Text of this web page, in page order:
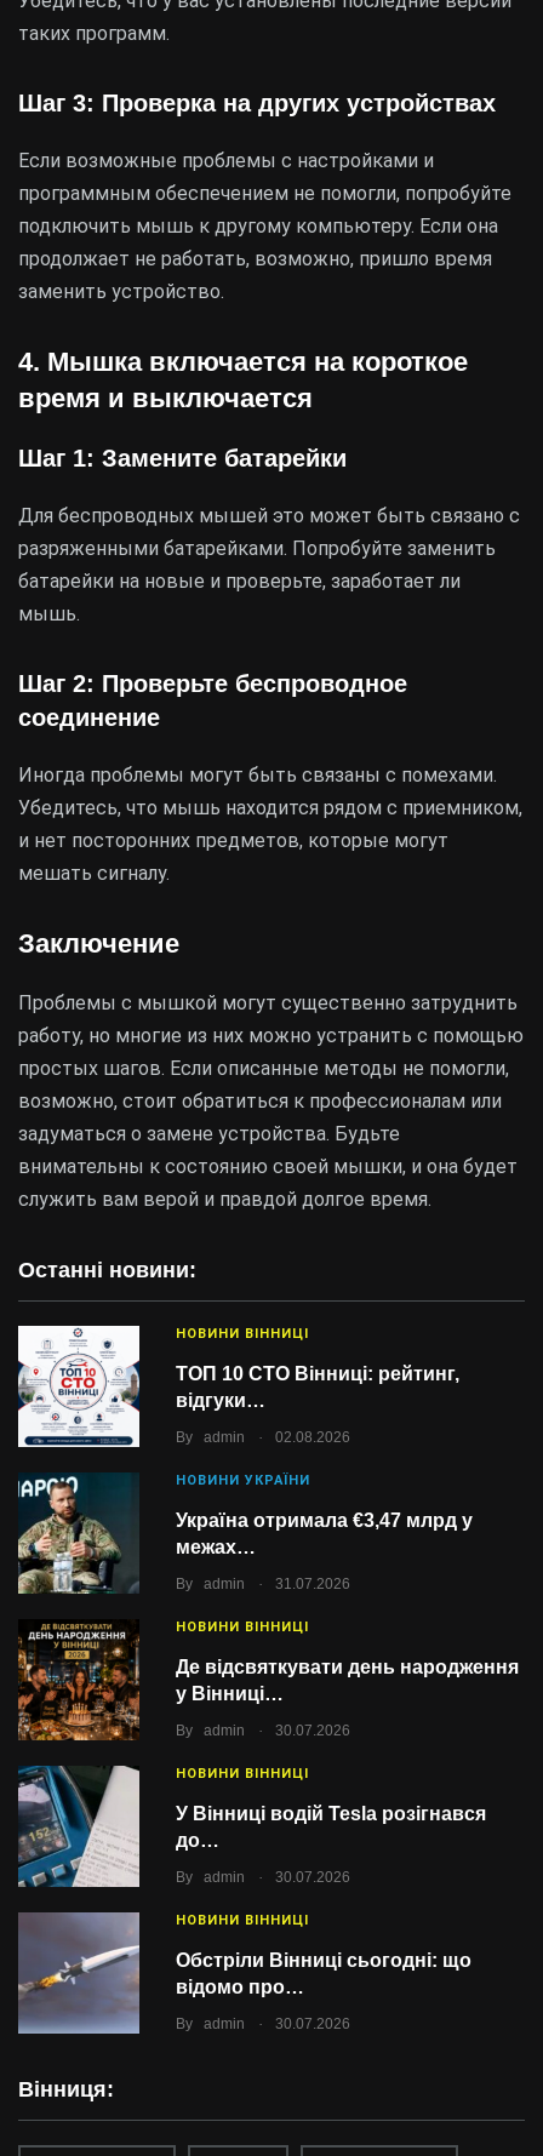
Останні новини:
НОВИНИ ВІННИЦІ
ТОП 10 СТО Вінниці: рейтинг,
відгуки…
By admin . 02.08.2026
НОВИНИ УКРАЇНИ
Україна отримала €3,47 млрд у
межах…
By admin . 31.07.2026
НОВИНИ ВІННИЦІ
Де відсвяткувати день народження
у Вінниці…
By admin . 30.07.2026
НОВИНИ ВІННИЦІ
У Вінниці водій Tesla розігнався
до…
By admin . 30.07.2026
НОВИНИ ВІННИЦІ
Обстріли Вінниці сьогодні: що
відомо про…
By admin . 30.07.2026
Вінниця:
таких программ.
Шаг 3: Проверка на других устройствах
Если возможные проблемы с настройками и
программным обеспечением не помогли, попробуйте
подключить мышь к другому компьютеру. Если она
продолжает не работать, возможно, пришло время
заменить устройство.
4. Мышка включается на короткое
время и выключается
Шаг 1: Замените батарейки
Для беспроводных мышей это может быть связано с
разряженными батарейками. Попробуйте заменить
батарейки на новые и проверьте, заработает ли
мышь.
Шаг 2: Проверьте беспроводное
соединение
Иногда проблемы могут быть связаны с помехами.
Убедитесь, что мышь находится рядом с приемником,
и нет посторонних предметов, которые могут
мешать сигналу.
Заключение
Проблемы с мышкой могут существенно затруднить
работу, но многие из них можно устранить с помощью
простых шагов. Если описанные методы не помогли,
возможно, стоит обратиться к профессионалам или
задуматься о замене устройства. Будьте
внимательны к состоянию своей мышки, и она будет
служить вам верой и правдой долгое время.